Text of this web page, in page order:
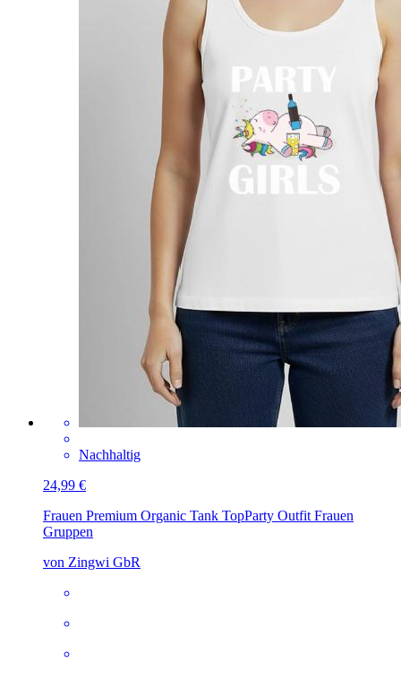
Nachhaltig
24,99 €
Frauen Premium Organic Tank TopParty Outfit Frauen
Gruppen
von Zingwi GbR